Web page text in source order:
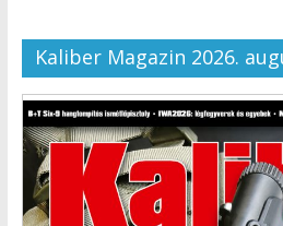
Kaliber Magazin 2026.